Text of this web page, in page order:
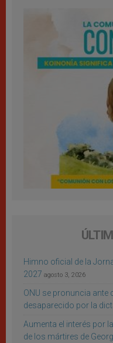
Himno oficial de la
2027 agosto 3, 2026
ONU se pronuncia
desaparecido por la
Aumenta el interés por
de los mártires de